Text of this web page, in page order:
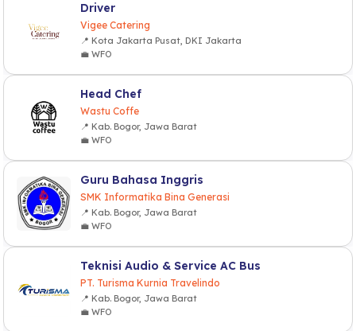
Driver
Vigee Catering
📍 Kota Jakarta Pusat, DKI Jakarta
💼 WFO
Head Chef
Wastu Coffe
📍 Kab. Bogor, Jawa Barat
💼 WFO
Guru Bahasa Inggris
SMK Informatika Bina Generasi
📍 Kab. Bogor, Jawa Barat
💼 WFO
Teknisi Audio & Service AC Bus
PT. Turisma Kurnia Travelindo
📍 Kab. Bogor, Jawa Barat
💼 WFO